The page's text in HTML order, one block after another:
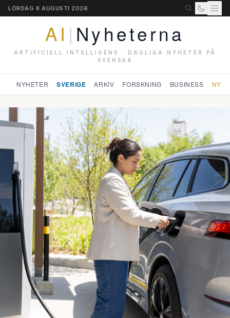
LÖRDAG 8 AUGUSTI 2026
AI | Nyheterna
ARTIFICIELL INTELLIGENS · DAGLIGA NYHETER PÅ
SVENSKA
NYHETER SVERIGE ARKIV FORSKNING BUSINESS